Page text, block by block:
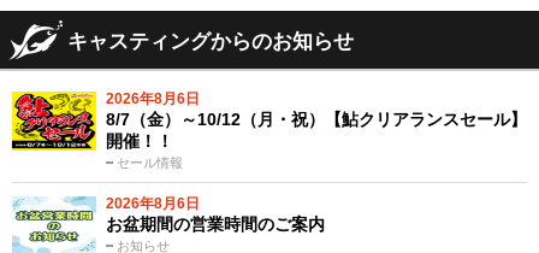
キャスティングからのお知らせ
2026年8月6日
セール情報
8/7（金）～10/12（月・祝）【鮎クリアランスセール】
開催！！
2026年8月6日
お知らせ
お盆期間の営業時間のご案内